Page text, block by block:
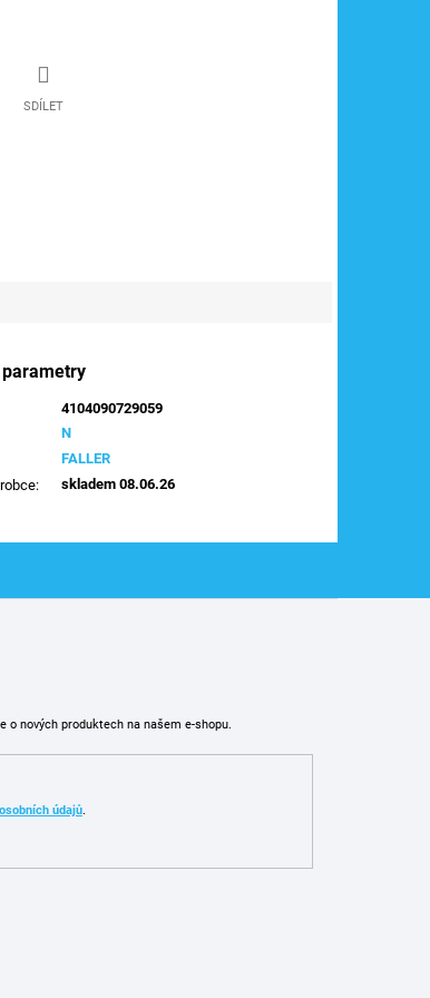
SDÍLET
4104090729059
N
FALLER
: skladem 08.06.26
nových produktech na našem e-shopu.
osobních údajů.